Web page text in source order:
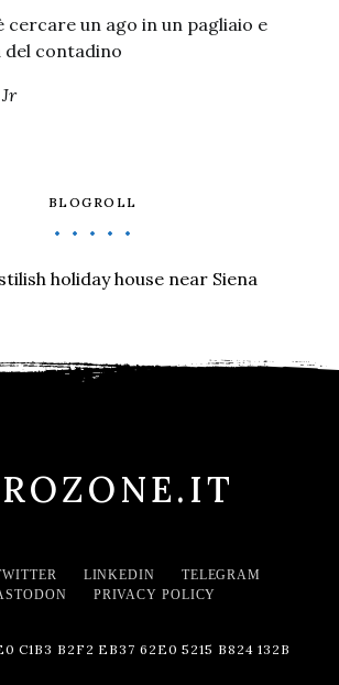
cercare un ago in un pagliaio e
contadino
BLOGROLL
holiday house near Siena
LINKEDIN
TELEGRAM
PRIVACY POLICY
C1B3 B2F2 EB37 62E0 5215 B824 132B